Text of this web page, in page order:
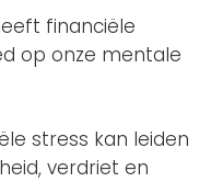
financiële
op onze mentale
stress kan leiden
verdriet en